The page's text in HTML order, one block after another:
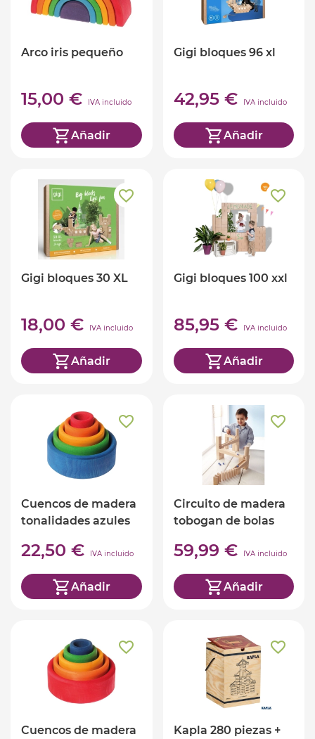
Arco iris pequeño
15,00 € IVA incluido
Añadir
Gigi bloques 96 xl
42,95 € IVA incluido
Añadir
Gigi bloques 30 XL
18,00 € IVA incluido
Añadir
Gigi bloques 100 xxl
85,95 € IVA incluido
Añadir
Cuencos de madera
tonalidades azules
22,50 € IVA incluido
Añadir
Circuito de madera
tobogan de bolas
59,99 € IVA incluido
Añadir
Cuencos de madera
Kapla 280 piezas +